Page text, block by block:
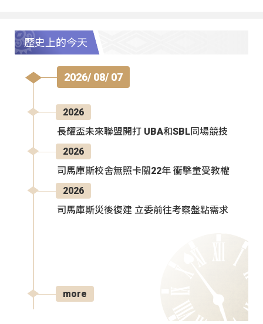
歷史上的今天
2026/ 08/ 07
2026
長耀盃未來聯盟開打 UBA和SBL同場競技
2026
司馬庫斯校舍無照卡關22年 衝擊童受教權
2026
司馬庫斯災後復建 立委前往考察盤點需求
more